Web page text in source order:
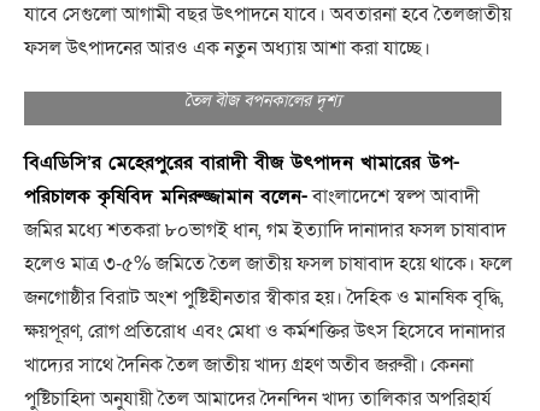
যাবে সেগুলো আগামী বছর উৎপাদনে যাবে। অবতারনা হবে তৈলজাতীয়
ফসল উৎপাদনের আরও এক নতুন অধ্যায় আশা করা যাচ্ছে।
তৈল বীজ বপনকালের দৃশ্য
বিএডিসি’র মেহেরপুরের বারাদী বীজ উৎপাদন খামারের উপ-
পরিচালক কৃষিবিদ মনিরুজ্জামান বলেন-বাংলাদেশে স্বল্প আবাদী
জমির মধ্যে শতকরা ৮০ভাগই ধান, গম ইত্যাদি দানাদার ফসল চাষাবাদ
হলেও মাত্র ৩-৫% জমিতে তৈল জাতীয় ফসল চাষাবাদ হয়ে থাকে। ফলে
জনগোষ্ঠীর বিরাট অংশ পুষ্টিহীনতার স্বীকার হয়। দৈহিক ও মানষিক বৃদ্ধি,
ক্ষয়পূরণ, রোগ প্রতিরোধ এবং মেধা ও কর্মশক্তির উৎস হিসেবে দানাদার
খাদ্যের সাথে দৈনিক তৈল জাতীয় খাদ্য গ্রহণ অতীব জরুরী। কেননা
পুষ্টিচাহিদা অনুযায়ী তৈল আমাদের দৈনন্দিন খাদ্য তালিকার অপরিহার্য